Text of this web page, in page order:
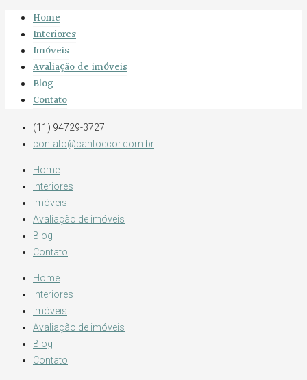
Home
Interiores
Imóveis
Avaliação de imóveis
Blog
Contato
(11) 94729-3727
contato@cantoecor.com.br
Home
Interiores
Imóveis
Avaliação de imóveis
Blog
Contato
Home
Interiores
Imóveis
Avaliação de imóveis
Blog
Contato